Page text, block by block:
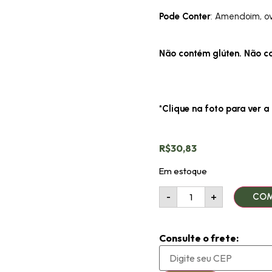
Pode Conter: Amendoim,
Não contém glúten. Não
*Clique na foto para ver
R$30,83
Em estoque
- +
Consulte o frete: